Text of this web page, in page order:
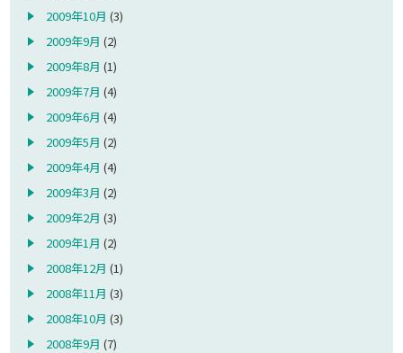
2009年10月 (3)
2009年9月 (2)
2009年8月 (1)
2009年7月 (4)
2009年6月 (4)
2009年5月 (2)
2009年4月 (4)
2009年3月 (2)
2009年2月 (3)
2009年1月 (2)
2008年12月 (1)
2008年11月 (3)
2008年10月 (3)
2008年9月 (7)